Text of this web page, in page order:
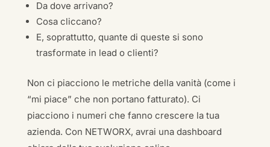
Da dove arrivano?
Cosa cliccano?
E, soprattutto, quante di queste si sono
trasformate in lead o clienti?
Non ci piacciono le metriche della vanità (come i
“mi piace” che non portano fatturato). Ci
piacciono i numeri che fanno crescere la tua
azienda. Con NETWORX, avrai una dashboard